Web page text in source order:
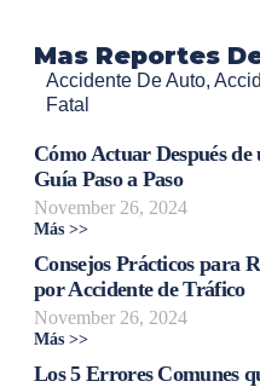
Mas Reportes
Accidente De Auto,
Fatal
Cómo Actuar Después
Guía Paso a Paso
November 26, 2024
Más >>
Consejos Prácticos para
por Accidente de Tráfico
November 26, 2024
Más >>
Los 5 Errores Comunes